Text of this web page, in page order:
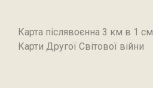
Карта післявоєнна 3 км в 1 см
Карти Другої Світової війни